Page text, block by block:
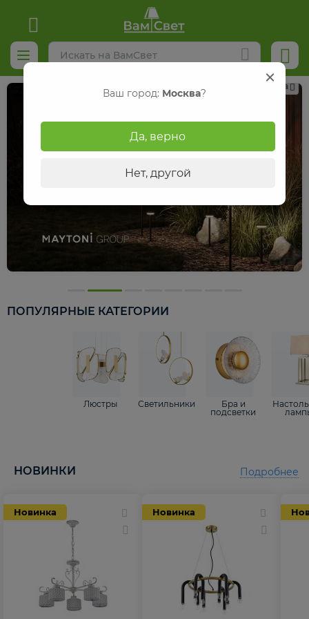
Реклама
ПОПУЛЯРНЫЕ КАТЕГОРИИ
Люстры Светильники
Бра и
подсветки
НОВИНКИ
Новинка Новинка
Подробнее
Ваш город: Москва?
Да, верно
Нет, другой